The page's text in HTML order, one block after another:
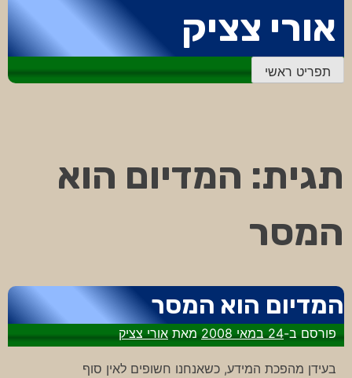
לתוכן
אורי צציק
תפריט ראשי
תגית: המדיום הוא
המסר
המדיום הוא המסר
פורסם ב-24 במאי 2008 מאתאורי צציק
בעידן מהפכת המידע, כשאנחנו חשופים לאין סוף